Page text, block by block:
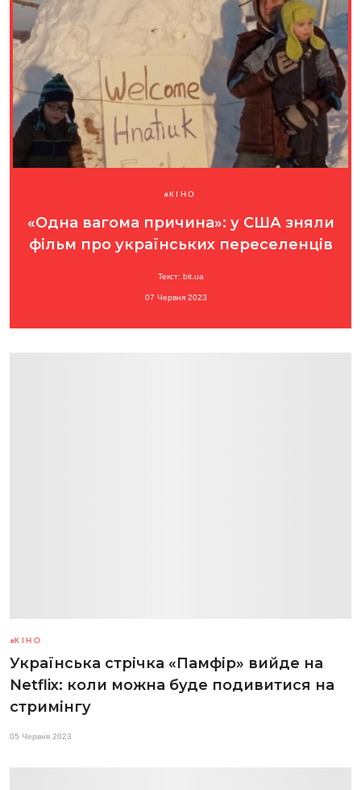
КІНО
«Одна вагома причина»: у США зняли
фільм про українських переселенців
Текст: bit.ua
07 Червня 2023
КІНО
Українська стрічка «Памфір» вийде на
Netflix: коли можна буде подивитися на
стримінгу
05 Червня 2023